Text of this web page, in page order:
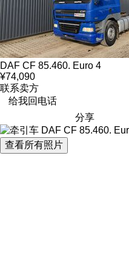
DAF CF 85.460. Euro 4
¥74,090
联系卖方
给我回电话
分享
查看所有照片